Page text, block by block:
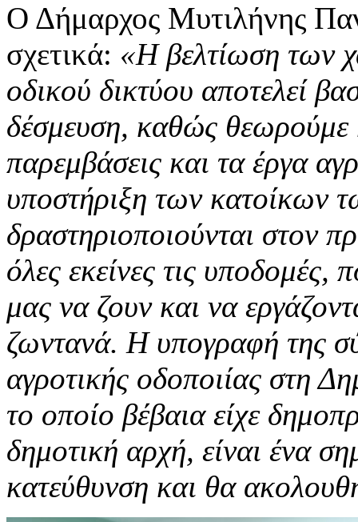
Ο Δήμαρχος Μυτιλήνης
σχετικά: «H βελτίωση των
οδικού δικτύου αποτελεί
δέσμευση, καθώς θεωρούμε
παρεμβάσεις και τα έργα
υποστήριξη των κατοίκων
δραστηριοποιούνται στον
όλες εκείνες τις υποδομές,
μας να ζουν και να
ζωντανά. Η υπογραφή της
αγροτικής οδοποιίας στη
το οποίο βέβαια είχε
δημοτική αρχή, είναι ένα
κατεύθυνση και θα